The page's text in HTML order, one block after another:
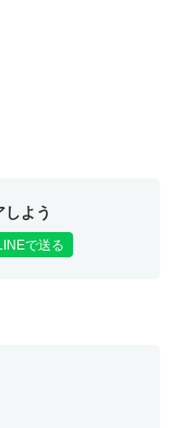
よう
で送る